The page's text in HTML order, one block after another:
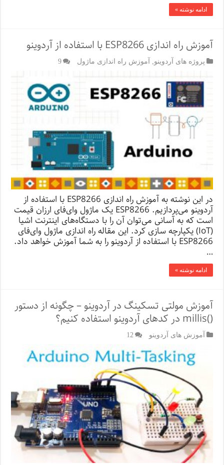
ادامه نوشته »
آموزش راه اندازی ESP8266 با استفاده از آردوینو
پروژه های آردوینو آموزش راه اندازی ماژول 9
در این نوشته به آموزش راه اندازی ESP8266 با استفاده از
آردوینو می‌پردازیم. ESP8266 یک ماژول وای‌فای ارزان قیمت
است که به آسانی می‌توان آن را با دستگاه‌های اینترنت اشیا
(IoT) یکپارچه سازی کرد. این مقاله راه اندازی ماژول وای‌فای
ESP8266 با استفاده از آردوینو را به شما آموزش خواهد داد.
…
ادامه نوشته »
آموزش مولتی ‌تسکینگ در آردوینو – چگونه از دستور
()millis در کدهای آردوینو استفاده کنیم؟
آموزش های آردوینو 12